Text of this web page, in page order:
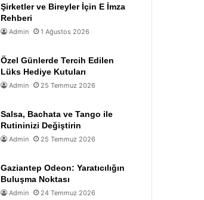
Şirketler ve Bireyler İçin E İmza
Rehberi
Admin 1 Ağustos 2026
Özel Günlerde Tercih Edilen
Lüks Hediye Kutuları
Admin 25 Temmuz 2026
Salsa, Bachata ve Tango ile
Rutininizi Değiştirin
Admin 25 Temmuz 2026
Gaziantep Odeon: Yaratıcılığın
Buluşma Noktası
Admin 24 Temmuz 2026